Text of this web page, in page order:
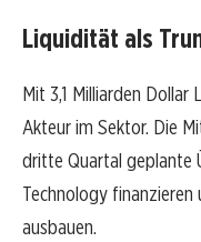
Liquidität als
Mit 3,1 Milliarden
Akteur im Sektor. Die
dritte Quartal geplante
Technology
ausbauen.